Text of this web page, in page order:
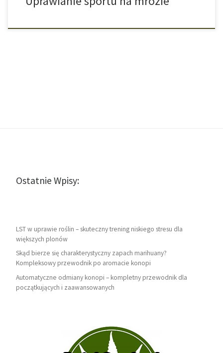
Ostatnie Wpisy:
LST w uprawie roślin – skuteczny trening niskiego stresu dla
większych plonów
Skąd bierze się charakterystyczny zapach marihuany?
Kompleksowy przewodnik po aromacie konopi
Automatyczne odmiany konopi – kompletny przewodnik dla
początkujących i zaawansowanych